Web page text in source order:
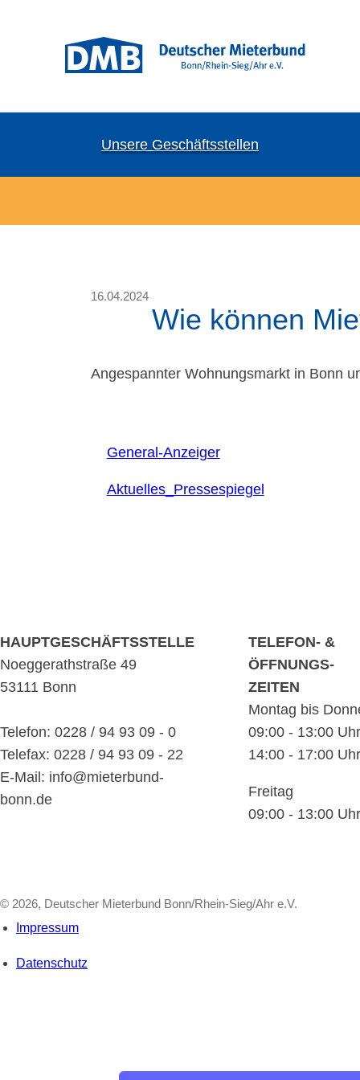
Unsere Geschäftsstellen
16.04.2024
Wie können
Angespannter Wohnungsmarkt in Bonn
General-Anzeiger
Aktuelles_Pressespiegel
HAUPTGESCHÄFTSSTELLE
Noeggerathstraße 49
53111 Bonn
Telefon: 0228 / 94 93 09 - 0
Telefax: 0228 / 94 93 09 - 22
E-Mail: info@mieterbund-
bonn.de
TELEFON- &
ÖFFNUNGS-
ZEITEN
Montag bis
09:00 - 13:00
14:00 - 17:00
Freitag
09:00 - 13:00
© 2026, Deutscher Mieterbund Bonn/Rhein-Sieg/Ahr e.V.
Impressum
Datenschutz